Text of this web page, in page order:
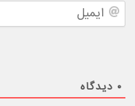
۰ دیدگاه